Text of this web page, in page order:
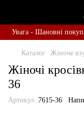
Увага - Шановні
Каталог Жіноче
Жіночі
36
Артикул: 7615-36